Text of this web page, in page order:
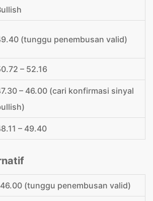
(tunggu penembusan valid)
– 52.16
– 46.00 (cari konfirmasi sinyal
– 49.40
46.00 (tunggu penembusan valid)